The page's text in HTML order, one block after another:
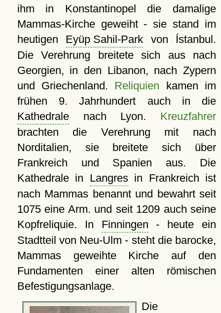
ihm in Konstantinopel die damalige
Mammas-Kirche geweiht - sie stand im
heutigen Eyüp Sahil-Park von Ístanbul.
Die Verehrung breitete sich aus nach
Georgien, in den Libanon, nach Zypern
und Griechenland. Reliquien kamen im
frühen 9. Jahrhundert auch in die
Kathedralenach Lyon. Kreuzfahrer
brachten die Verehrung mit nach
Norditalien, sie breitete sich über
Frankreich und Spanien aus. Die
Kathedrale in Langresin Frankreich ist
nach Mammas benannt und bewahrt seit
1075 eine Arm. und seit 1209 auch seine
Kopfreliquie. In Finningen - heute ein
Stadtteil von Neu-Ulm - steht die barocke,
Mammas geweihte Kirche auf den
Fundamenten einer alten römischen
Befestigungsanlage.
Die